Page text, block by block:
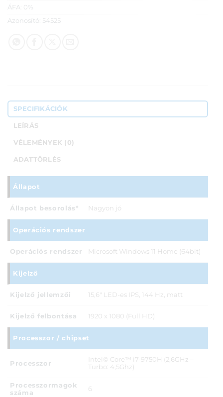
ÁFA: 0%
Azonosító: 54525
SPECIFIKÁCIÓK
LEÍRÁS
VÉLEMÉNYEK (0)
ADATTÖRLÉS
Állapot
Állapot besorolás* Nagyon jó
Operációs rendszer
Operációs rendszer Microsoft Windows 11 Home (64bit)
Kijelző
Kijelző jellemzői 15,6" LED-es IPS, 144 Hz, matt
Kijelző felbontása 1920 x 1080 (Full HD)
Processzor / chipset
Processzor
Intel© Core™ i7-9750H (2,6GHz –
Turbo: 4,5Ghz)
Processzormagok
száma
6